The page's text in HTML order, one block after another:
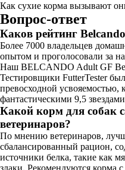
Как сухие корма вызывают
Вопрос-ответ
Каков рейтинг
Более 7000 владельцев
опытом и проголосовали за
Наш BELCANDO Adult GF
Тестировщики FutterTester
превосходной усвояемостью,
фантастическими 9,5
Какой корм для
ветеринаров?
По мнению ветеринаров,
сбалансированный рацион,
источники белка, такие как
злаки. Рекомендуются корма